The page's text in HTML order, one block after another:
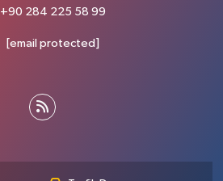
+90 284 225 58 99
[email protected]